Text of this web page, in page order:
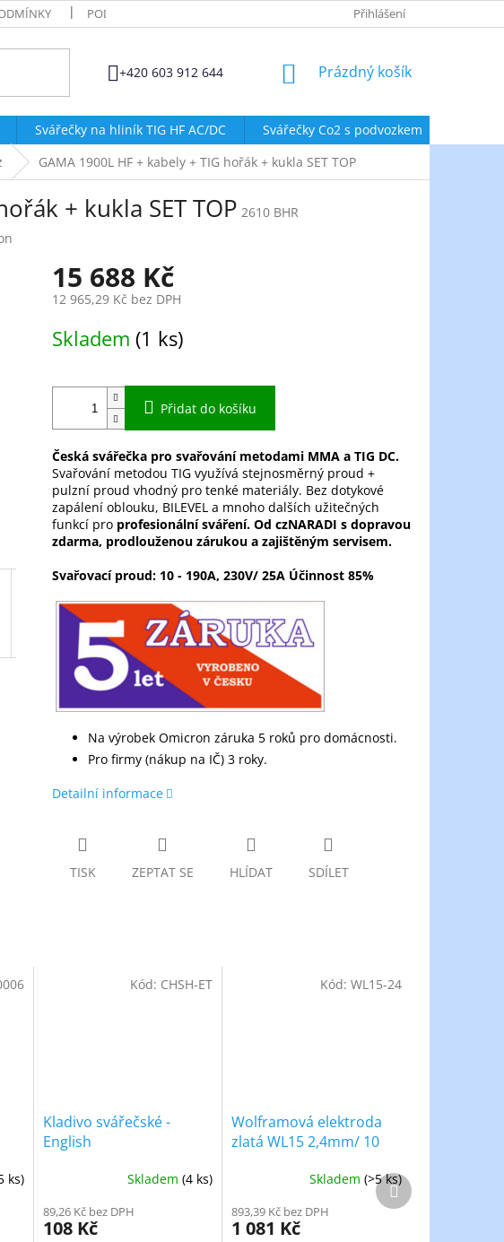
PODMÍNKY OCHRANY OSOBNÍCH ÚDAJŮ ZÁSADY POUŽÍVÁNÍ
Přihlášení
+420 603 912 644
NÁKUPNÍ
Prázdný košík
Svářečky na hliník TIG HF AC/DC Svářečky Co2 s podvozkem
GAMA 1900L HF + kabely + TIG hořák + kukla SET TOP
+ kukla SET TOP 2610 BHR
15 688 Kč
12 965,29 Kč bez DPH
cena:
Skladem (1 ks)
Přidat do košíku
Česká svářečka pro svařování metodami MMA a TIG DC.
Svařování metodou TIG využívá stejnosměrný proud +
pulzní proud vhodný pro tenké materiály. Bez dotykové
zapálení oblouku, BILEVEL a mnoho dalších užitečných
funkcí pro profesionální sváření. Od czNARADI s dopravou
zdarma, prodlouženou zárukou a zajištěným servisem.
Svařovací proud: 10 - 190A, 230V/ 25A Účinnost 85%
Na výrobek Omicron záruka 5 roků pro domácnosti.
Pro firmy (nákup na IČ) 3 roky.
Detailní informace
TISK ZEPTAT SE HLÍDAT SDÍLET
ks)
Kladivo svářečské -
English
Skladem(4 ks)
89,26 Kč bez DPH
108 Kč
Kód: CHSH-ET
Wolframová elektroda
zlatá WL15 2,4mm/ 10
Skladem (>5 ks)
893,39 Kč bez DPH
1 081 Kč
Kód: WL15-24
Další
produkt